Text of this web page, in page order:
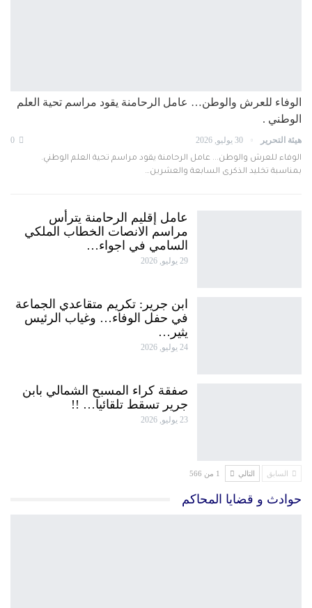
الوفاء للعرش والوطن… عامل الرحامنة يقود مراسم تحية العلم
الوطني .
هيئة التحرير 30 يوليو, 2026
الوفاء للعرش والوطن... عامل الرحامنة يقود مراسم تحية العلم الوطني.
بمناسبة تخليد الذكرى السابعة والعشرين…
عامل إقليم الرحامنة يترأس
مراسم الانصات الخطاب الملكي
السامي في اجواء…
29 يوليو, 2026
ابن جرير: تكريم متقاعدي الجماعة
في حفل الوفاء… وغياب الرئيس
يثير…
24 يوليو, 2026
صفقة كراء المسبح الشمالي بابن
جرير تسقط تلقائيا… !!
23 يوليو, 2026
السابق التالي 1 من 566
حوادث و قضايا المحاكم